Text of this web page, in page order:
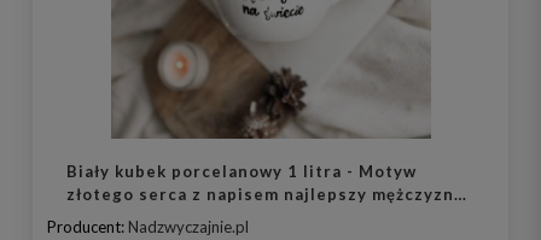
Biały kubek porcelanowy 1 litra - Motyw
złotego serca z napisem najlepszy mężczyzna
na świecie na dzień chłopaka dla mężczyzny
Producent: Nadzwyczajnie.pl